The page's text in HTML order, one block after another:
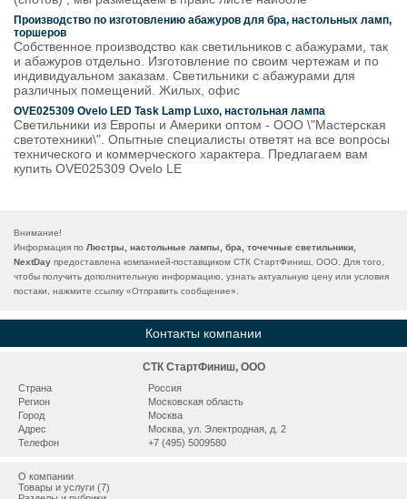
Производство по изготовлению абажуров для бра, настольных ламп,
торшеров
Собственное производство как светильников с абажурами, так
и абажуров отдельно. Изготовление по своим чертежам и по
индивидуальном заказам. Светильники с абажурами для
различных помещений. Жилых, офис
OVE025309 Ovelo LED Task Lamp Luxo, настольная лампа
Светильники из Европы и Америки оптом - ООО \"Мастерская
светотехники\". Опытные специалисты ответят на все вопросы
технического и коммерческого характера. Предлагаем вам
купить OVE025309 Ovelo LE
Внимание!
Информация по Люстры, настольные лампы, бра, точечные светильники,
NextDay предоставлена компанией-поставщиком СТК СтартФиниш, ООО. Для того,
чтобы получить дополнительную информацию, узнать актуальную цену или условия
постаки, нажмите ссылку «Отправить сообщение».
Контакты компании
СТК СтартФиниш, ООО
Страна
Россия
Регион
Московская область
Город
Москва
Адрес
Москва, ул. Электродная, д. 2
Телефон
+7 (495) 5009580
О компании
Товары и услуги (7)